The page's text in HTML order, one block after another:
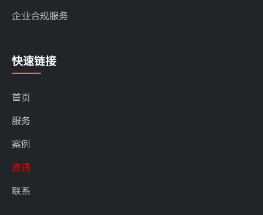
企业合规服务
快速链接
首页
服务
案例
资讯
联系